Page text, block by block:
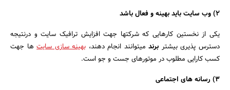
2) وب سایت باید بهینه و فعال باشد
یکی از نخستین کارهایی که شرکت­ها جهت افزایش ترافیک سایت و درنتیجه
دسترس ­پذیری بیشتر برندمی­توانند انجام دهند،بهینه­ سازی سایت­ها جهت
کسب کارایی مطلوب در موتورهای جست و جو است.
3) رسانه­ های اجتماعی